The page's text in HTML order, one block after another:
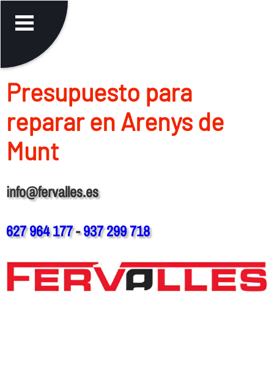
Presupuesto para
reparar en Arenys de
Munt
info@fervalles.es
627 964 177-937 299 718